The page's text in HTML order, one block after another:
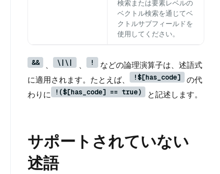
検索または要素レベルの
ベクトル検索を通じてベ
クトルサブフィールドを
使用してください。
&& 、 \|\| 、 !
などの論理演算子は、述語式
に適用されます。たとえば、
!$[has_code]
の代
わりに
!($[has_code] == true) と記述します。
サポートされていない
述語